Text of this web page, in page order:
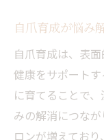
自爪育成が悩み
自爪育成は、表
健康をサポート
に育てることで
みの解消につな
ロンが増えてお